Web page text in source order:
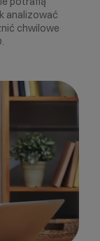
analizować
chwilowe